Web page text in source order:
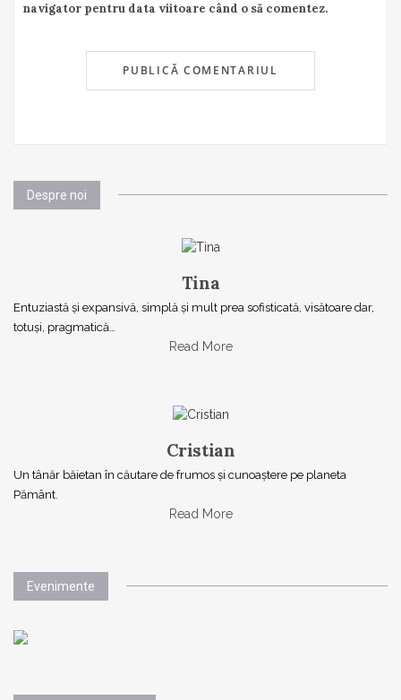
navigator pentru data viitoare când o să comentez.
Despre noi
Tina
Entuziastă şi expansivă, simplă şi mult prea sofisticată, visătoare dar,
totuşi, pragmatică…
Read More
Cristian
Un tânăr băietan în căutare de frumos și cunoaștere pe planeta
Pământ.
Read More
Evenimente